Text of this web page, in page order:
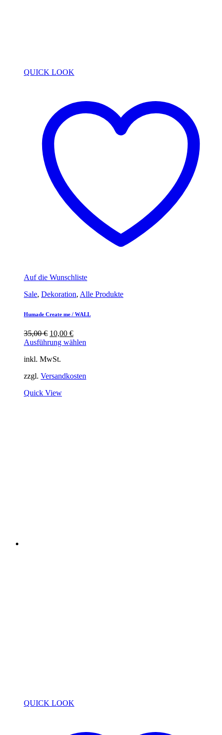
QUICK LOOK
Auf die Wunschliste
Sale, Dekoration, Alle Produkte
Humade Create me / WALL
35,00€ Ursprünglicher
Preis
35,00 €
10,00 €Aktueller
Preis
Ausführung wählen
inkl. MwSt.
zzgl. Versandkosten
Quick View
QUICK LOOK